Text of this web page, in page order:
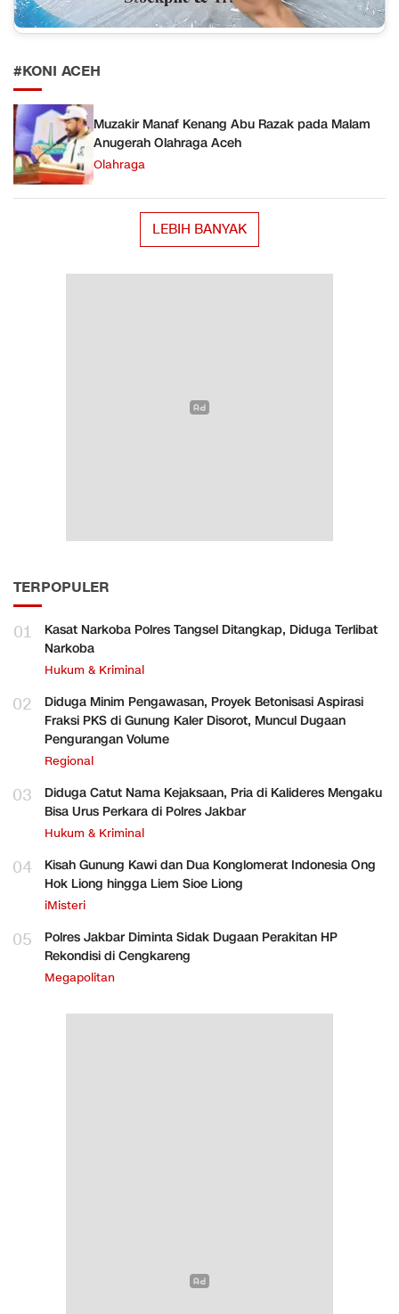
#KONI ACEH
Muzakir Manaf Kenang Abu Razak pada Malam
Anugerah Olahraga Aceh
Olahraga
LEBIH BANYAK
TERPOPULER
01
Kasat Narkoba Polres Tangsel Ditangkap, Diduga Terlibat
Narkoba
Hukum & Kriminal
02
Diduga Minim Pengawasan, Proyek Betonisasi Aspirasi
Fraksi PKS di Gunung Kaler Disorot, Muncul Dugaan
Pengurangan Volume
Regional
03
Diduga Catut Nama Kejaksaan, Pria di Kalideres Mengaku
Bisa Urus Perkara di Polres Jakbar
Hukum & Kriminal
04
Kisah Gunung Kawi dan Dua Konglomerat Indonesia Ong
Hok Liong hingga Liem Sioe Liong
iMisteri
05
Polres Jakbar Diminta Sidak Dugaan Perakitan HP
Rekondisi di Cengkareng
Megapolitan